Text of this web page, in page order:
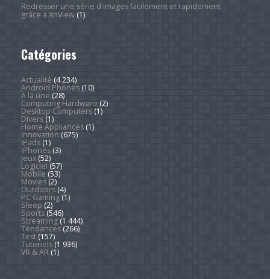
Redresser une série d'images facilement et rapidement
grâce à XnView(1)
Catégories
Actualité (4 234)
Android Phones(10)
À la une (28)
Computing Hardware (2)
Desktop Computers(1)
Divers(1)
Home Appliances(1)
Innovation (675)
iPads(1)
iPhones(3)
Jeux(52)
Logiciel (57)
Mobile (53)
Movies(2)
Outdoors(4)
PC Gaming(1)
Sleep (2)
Sports(546)
Streaming(1 444)
Tendances(266)
Test(157)
Tutoriels(1 936)
VR & AR(1)